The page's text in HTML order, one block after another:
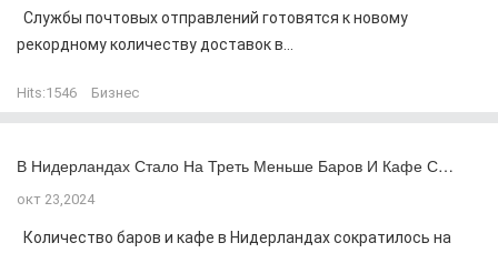
Службы почтовых отправлений готовятся к новому
рекордному количеству доставок в...
Hits:1546 Бизнес
В Нидерландах Стало На Треть Меньше Баров И Кафе С…
окт 23,2024
Количество баров и кафе в Нидерландах сократилось на